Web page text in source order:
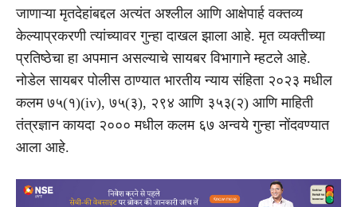
जाणाऱ्या मृतदेहांबद्दल अत्यंत अश्लील आणि आक्षेपार्ह वक्तव्य
केल्याप्रकरणी त्यांच्यावर गुन्हा दाखल झाला आहे. मृत व्यक्तीच्या
प्रतिष्ठेचा हा अपमान असल्याचे सायबर विभागाने म्हटले आहे.
नोडेल सायबर पोलीस ठाण्यात भारतीय न्याय संहिता २०२३ मधील
कलम ७५(१)(iv), ७५(३), २९४ आणि ३५३(२) आणि माहिती
तंत्रज्ञान कायदा २००० मधील कलम ६७ अन्वये गुन्हा नोंदवण्यात
आला आहे.